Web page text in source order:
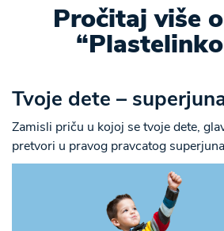
Pročitaj više
Tvoje dete –
Zamisli priču u kojoj se tvoje dete,
pretvori u pravog pravcatog